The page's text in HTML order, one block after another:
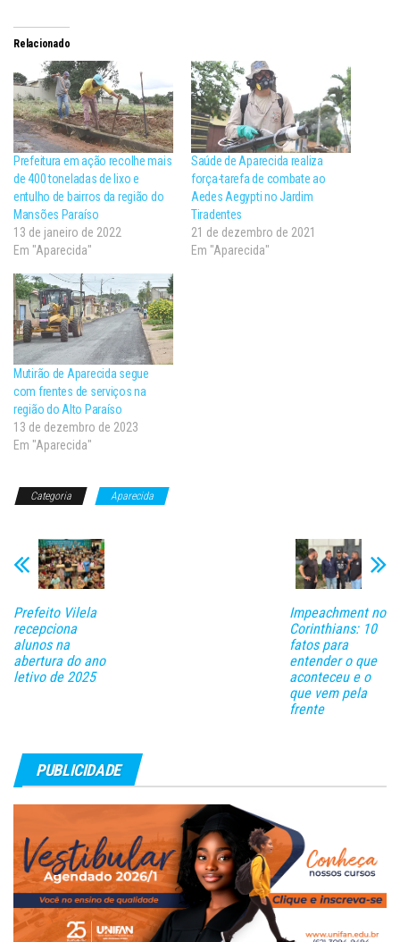
Relacionado
Prefeitura em ação recolhe mais
de 400 toneladas de lixo e
entulho de bairros da região do
Mansões Paraíso
13 de janeiro de 2022
Em "Aparecida"
Saúde de Aparecida realiza
força-tarefa de combate ao
Aedes Aegypti no Jardim
Tiradentes
21 de dezembro de 2021
Em "Aparecida"
Mutirão de Aparecida segue
com frentes de serviços na
região do Alto Paraíso
13 de dezembro de 2023
Em "Aparecida"
Categoria Aparecida
Prefeito Vilela
recepciona
alunos na
abertura do ano
letivo de 2025
Impeachment no
Corinthians: 10
fatos para
entender o que
aconteceu e o
que vem pela
frente
PUBLICIDADE